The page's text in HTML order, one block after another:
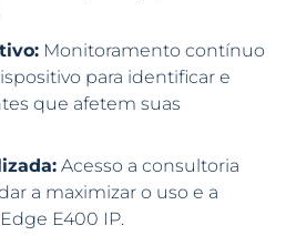
Monitoramento contínuo
para identificar e
que afetem suas
Acesso a consultoria
a maximizar o uso e a
E400 IP.